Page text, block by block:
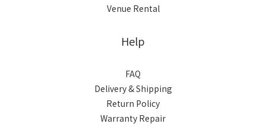
Venue Rental
Help
FAQ
Delivery & Shipping
Return Policy
Warranty Repair